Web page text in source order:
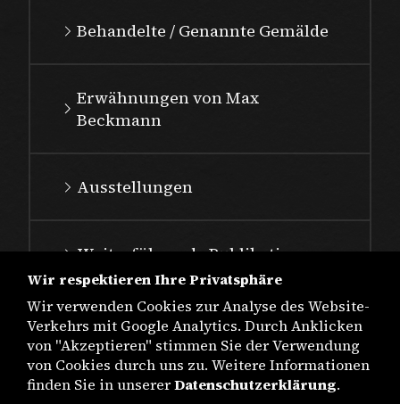
Behandelte / Genannte Gemälde
Erwähnungen von Max
Beckmann
Ausstellungen
Weiterführende Publikationen
Wir respektieren Ihre Privatsphäre
Wir verwenden Cookies zur Analyse des Website-
Verkehrs mit Google Analytics. Durch Anklicken
von "Akzeptieren" stimmen Sie der Verwendung
von Cookies durch uns zu. Weitere Informationen
finden Sie in unsererDatenschutzerklärung.